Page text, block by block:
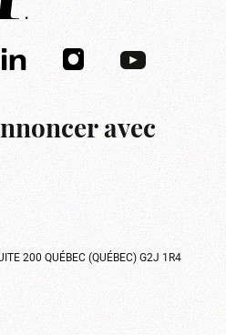
avec
200 QUÉBEC (QUÉBEC) G2J 1R4